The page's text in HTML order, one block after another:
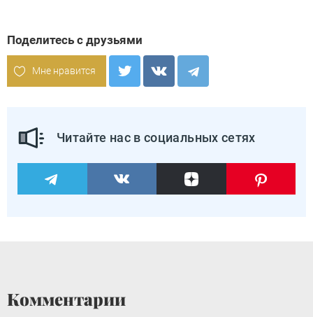
Поделитесь с друзьями
Мне нравится
Читайте нас в социальных сетях
Комментарии